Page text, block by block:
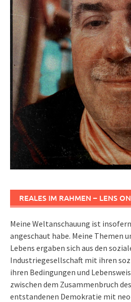
REALES IM RAHMEN – LENS
Meine Weltanschauung ist
angeschaut habe. Meine Themen
Lebens ergaben sich aus den
Industriegesellschaft mit ihren
ihren Bedingungen und
zwischen dem Zusammenbruch
entstandenen Demokratie mit